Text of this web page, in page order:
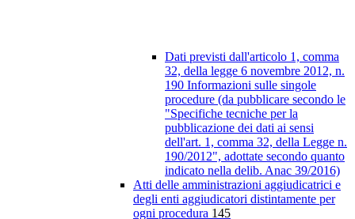
Dati previsti dall'articolo 1, comma
32, della legge 6 novembre 2012, n.
190 Informazioni sulle singole
procedure (da pubblicare secondo le
"Specifiche tecniche per la
pubblicazione dei dati ai sensi
dell'art. 1, comma 32, della Legge n.
190/2012", adottate secondo quanto
indicato nella delib. Anac 39/2016)
Atti delle amministrazioni aggiudicatrici e
degli enti aggiudicatori distintamente per
ogni procedura 145